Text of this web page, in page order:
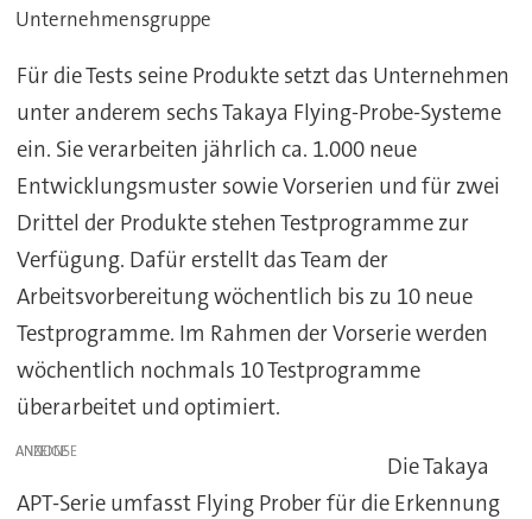
Unternehmensgruppe
Für die Tests seine Produkte setzt das Unternehmen
unter anderem sechs Takaya Flying-Probe-Systeme
ein. Sie verarbeiten jährlich ca. 1.000 neue
Entwicklungsmuster sowie Vorserien und für zwei
Drittel der Produkte stehen Testprogramme zur
Verfügung. Dafür erstellt das Team der
Arbeitsvorbereitung wöchentlich bis zu 10 neue
Testprogramme. Im Rahmen der Vorserie werden
wöchentlich nochmals 10 Testprogramme
überarbeitet und optimiert.
ANZEIGE
Die Takaya
APT-Serie umfasst Flying Prober für die Erkennung